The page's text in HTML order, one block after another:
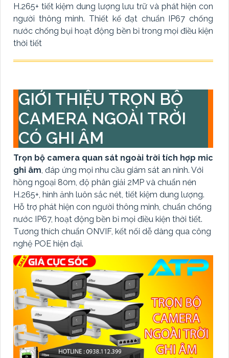
H.265+ tiết kiệm dung lượng lưu trữ và phát hiện con
người thông minh. Thiết kế đạt chuẩn IP67 chống
nước chống bụi hoạt động bền bỉ trong mọi điều kiện
thời tiết
GIỚI THIỆU TRỌN BỘ
CAMERA NGOÀI TRỜI
CÓ GHI ÂM
Trọn bộ camera quan sát ngoài trời tích hợp mic
ghi âm, đáp ứng mọi nhu cầu giám sát an ninh. Với
hồng ngoại 80m, độ phân giải 2MP và chuẩn nén
H.265+, hình ảnh luôn sắc nét, tiết kiệm dung lượng.
Hỗ trợ phát hiện con người thông minh, chuẩn chống
nước IP67, hoạt động bền bỉ mọi điều kiện thời tiết.
Tương thích chuẩn ONVIF, kết nối dễ dàng qua công
nghệ POE hiện đại.